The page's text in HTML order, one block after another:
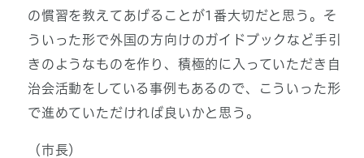
の慣習を教えてあげることが1番大切だと思う。そ
ういった形で外国の方向けのガイドブックなど手引
きのようなものを作り、積極的に入っていただき自
治会活動をしている事例もあるので、こういった形
で進めていただければ良いかと思う。
（市長）